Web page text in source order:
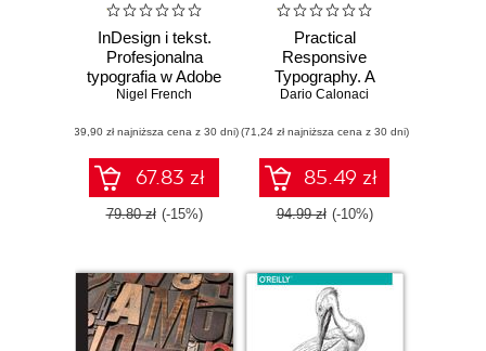
InDesign i tekst.
Profesjonalna
typografia w Adobe
InDesign, wyd. 3
Nigel French
(39,90 zł najniższa cena z 30 dni)
67.83 zł
79.80 zł (-15%)
Practical
Responsive
Typography. A
hands on guide to
typography
Dario Calonaci
(71,24 zł najniższa cena z 30 dni)
85.49 zł
94.99 zł (-10%)